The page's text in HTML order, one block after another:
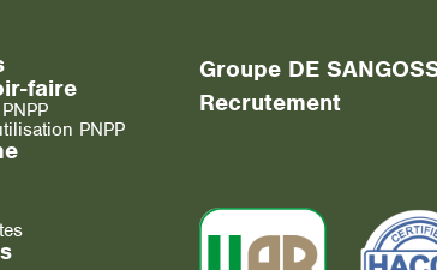
faire
PNPP
Groupe DE
Recrutement